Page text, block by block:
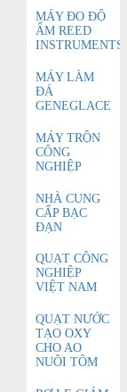
MÁY ĐO ĐỘ
ẨM REED
INSTRUMENTS
MÁY LÀM
ĐÁ
GENEGLACE
MÁY TRỘN
CÔNG
NGHIỆP
NHÀ CUNG
CẤP BẠC
ĐẠN
QUẠT CÔNG
NGHIỆP
VIỆT NAM
QUẠT NƯỚC
TẠO OXY
CHO AO
NUÔI TÔM